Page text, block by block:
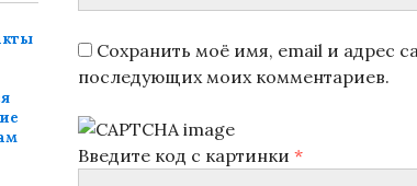
Сохранить моё имя, email и адрес
последующих моих комментариев.
Введите код с картинки *